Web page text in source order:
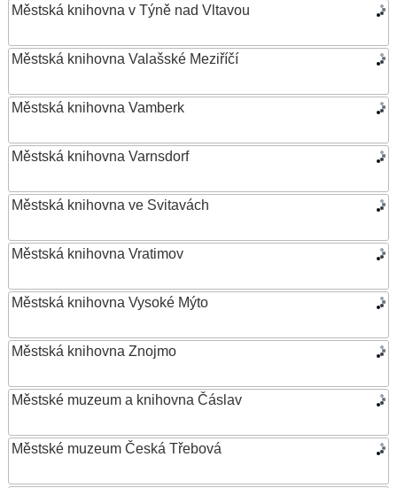
Městská knihovna v Týně nad Vltavou
Městská knihovna Valašské Meziříčí
Městská knihovna Vamberk
Městská knihovna Varnsdorf
Městská knihovna ve Svitavách
Městská knihovna Vratimov
Městská knihovna Vysoké Mýto
Městská knihovna Znojmo
Městské muzeum a knihovna Čáslav
Městské muzeum Česká Třebová